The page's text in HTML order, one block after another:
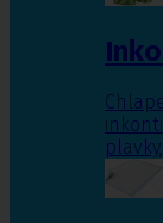
plavky,